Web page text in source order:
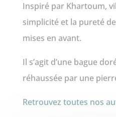
Inspiré par Khartoum,
simplicité et la pureté
mises en avant.
Il s’agit d’une bague
réhaussée par une
Retrouvez toutes nos